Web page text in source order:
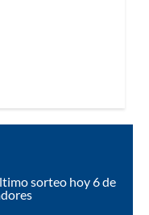
sorteo hoy 6 de